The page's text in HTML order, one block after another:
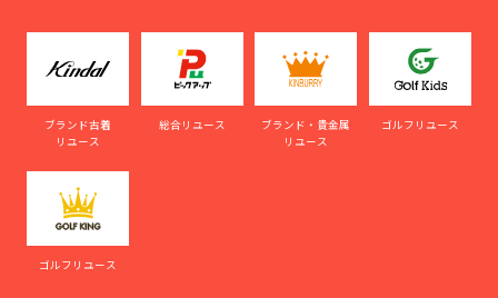
ブランド古着
リユース
総合リユース
ブランド・貴金属
リユース
ゴルフリユース
ゴルフリユース